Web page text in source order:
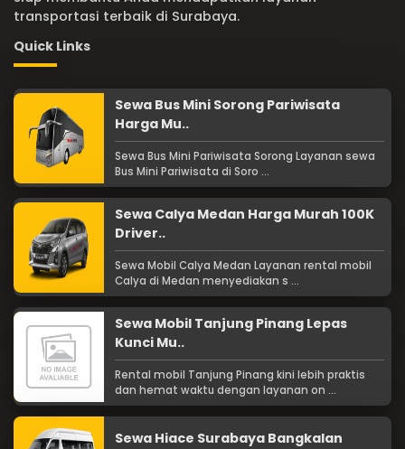
transportasi terbaik di Surabaya.
Quick Links
Sewa Bus Mini Sorong Pariwisata
Harga Mu..
Sewa Bus Mini Pariwisata Sorong Layanan sewa
Bus Mini Pariwisata di Soro ...
Sewa Calya Medan Harga Murah 100K
Driver..
Sewa Mobil Calya Medan Layanan rental mobil
Calya di Medan menyediakan s ...
Sewa Mobil Tanjung Pinang Lepas
Kunci Mu..
Rental mobil Tanjung Pinang kini lebih praktis
dan hemat waktu dengan layanan on ...
Sewa Hiace Surabaya Bangkalan